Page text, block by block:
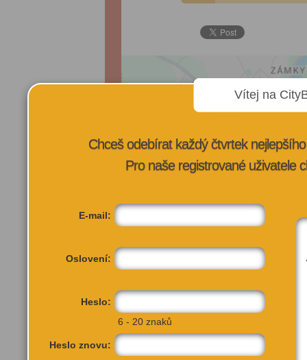
Vítej na
Chceš odebírat každý čtvrtek
Pro naše registrované uživatele
E-mail:
Oslovení:
Heslo:
6 - 20 znaků
Heslo znovu: